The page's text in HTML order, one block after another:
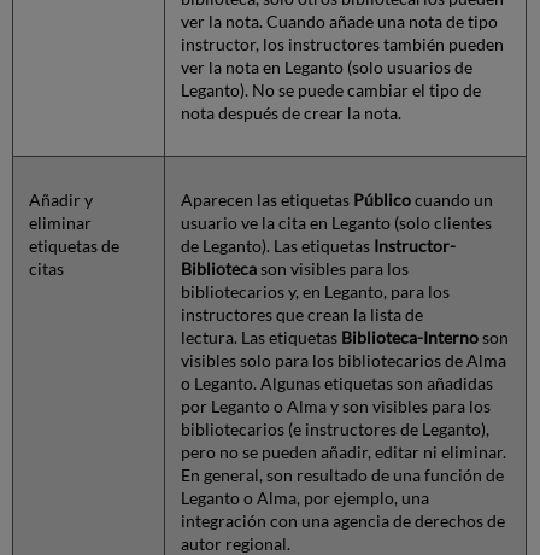
ver la nota. Cuando añade una nota de tipo
instructor, los instructores también pueden
ver la nota en Leganto (solo usuarios de
Leganto). No se puede cambiar el tipo de
nota después de crear la nota.
Añadir y
eliminar
etiquetas de
citas
Aparecen las etiquetas Públicocuando un
usuario ve la cita en Leganto (solo clientes
de Leganto). Las etiquetas Instructor-
Bibliotecason visibles para los
bibliotecarios y, en Leganto, para los
instructores que crean la lista de
lectura. Las etiquetas Biblioteca-Internoson
visibles solo para los bibliotecarios de Alma
o Leganto. Algunas etiquetas son añadidas
por Leganto o Alma y son visibles para los
bibliotecarios (e instructores de Leganto),
pero no se pueden añadir, editar ni eliminar.
En general, son resultado de una función de
Leganto o Alma, por ejemplo, una
integración con una agencia de derechos de
autor regional.